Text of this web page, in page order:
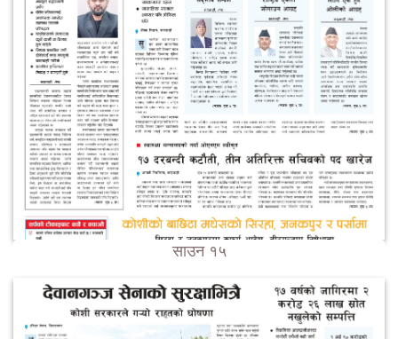
साउन १५